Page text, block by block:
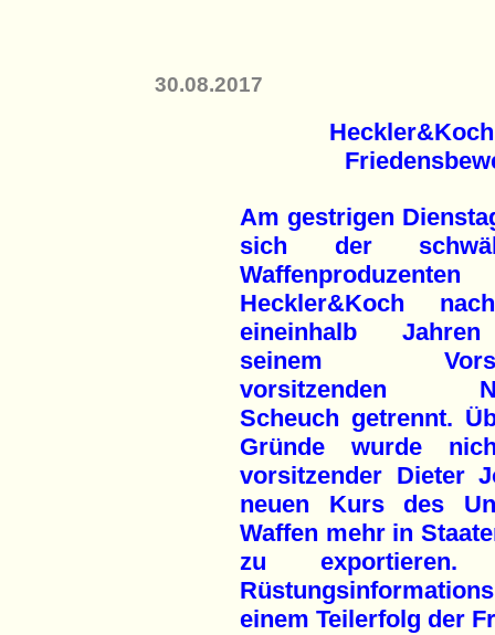
30.08.2017
Am gestrigen
sich der
Waffenproduzenten
Heckler&Koch
eineinhalb
seinem
vorsitzenden
Scheuch getrennt.
Gründe wurde
vorsitzender Dieter
neuen Kurs des
Waffen mehr in
zu
einem Teilerfolg der